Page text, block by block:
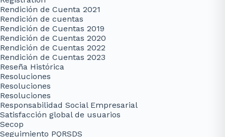
Rendición de Cuenta 2021
Rendición de cuentas
Rendición de Cuentas 2019
Rendición de Cuentas 2020
Rendición de Cuentas 2022
Rendición de Cuentas 2023
Reseña Histórica
Resoluciones
Resoluciones
Resoluciones
Responsabilidad Social Empresarial
Satisfacción global de usuarios
Secop
Seguimiento PQRSDS